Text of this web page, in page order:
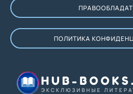
ПОЛИТИКА
HUB-
ЭКСКЛЮЗИВНЫЕ